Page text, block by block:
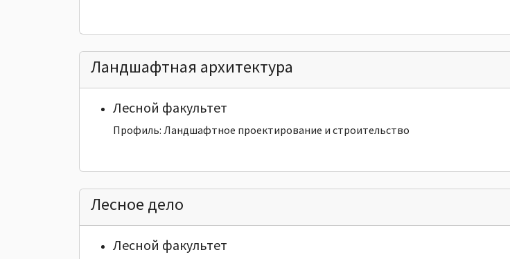
Ландшафтная архитектура
Лесной факультет
Профиль: Ландшафтное проектирование и строительство
Лесное дело
Лесной факультет